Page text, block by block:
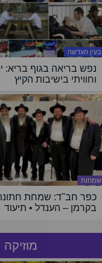
בעין העדשה
נפש בריאה בגוף בריא:
וחוויתי בישיבות הקיץ
שמחות
כפר חב"ד: שמחת
בקרמן – הענדל • תיעוד
מוזיקה